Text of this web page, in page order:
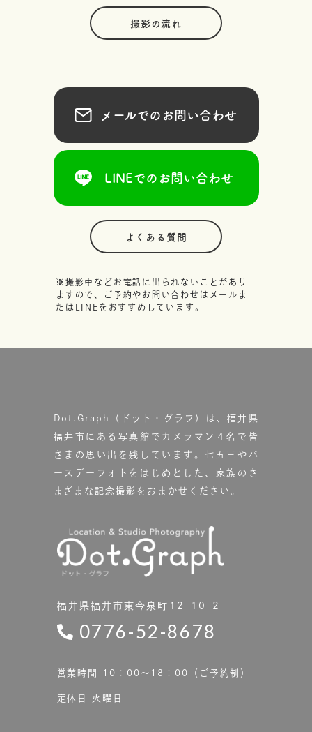
撮影の流れ
メールでのお問い合わせ
LINEでのお問い合わせ
よくある質問
※撮影中などお電話に出られないことがあり
ますので、ご予約やお問い合わせはメールま
たはLINEをおすすめしています。
Dot.Graph（ドット・グラフ）は、福井県
福井市にある写真館で カメラマン４名で皆
さまの思い出を残しています。七五三やバ
ースデーフォトをはじめとした、家族のさ
まざまな記念撮影をおまかせください。
福井県福井市東今泉町12-10-2
0776-52-8678
営業時間 10：00〜18：00（ご予約制）
定休日 火曜日